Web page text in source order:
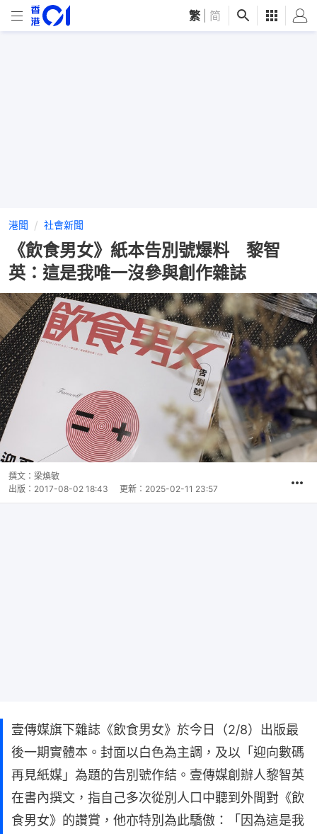
繁 简
港聞 社會新聞
《飲食男女》紙本告別號爆料 黎智
英：這是我唯一沒參與創作雜誌
撰文： 梁煥敏
出版： 2017-08-02 18:43 更新： 2025-02-11 23:57
壹傳媒旗下雜誌《飲食男女》於今日（2/8）出版最
後一期實體本。封面以白色為主調，及以「迎向數碼
再見紙媒」為題的告別號作結。壹傳媒創辦人黎智英
在書內撰文，指自己多次從別人口中聽到外間對《飲
食男女》的讚賞，他亦特別為此驕傲：「因為這是我